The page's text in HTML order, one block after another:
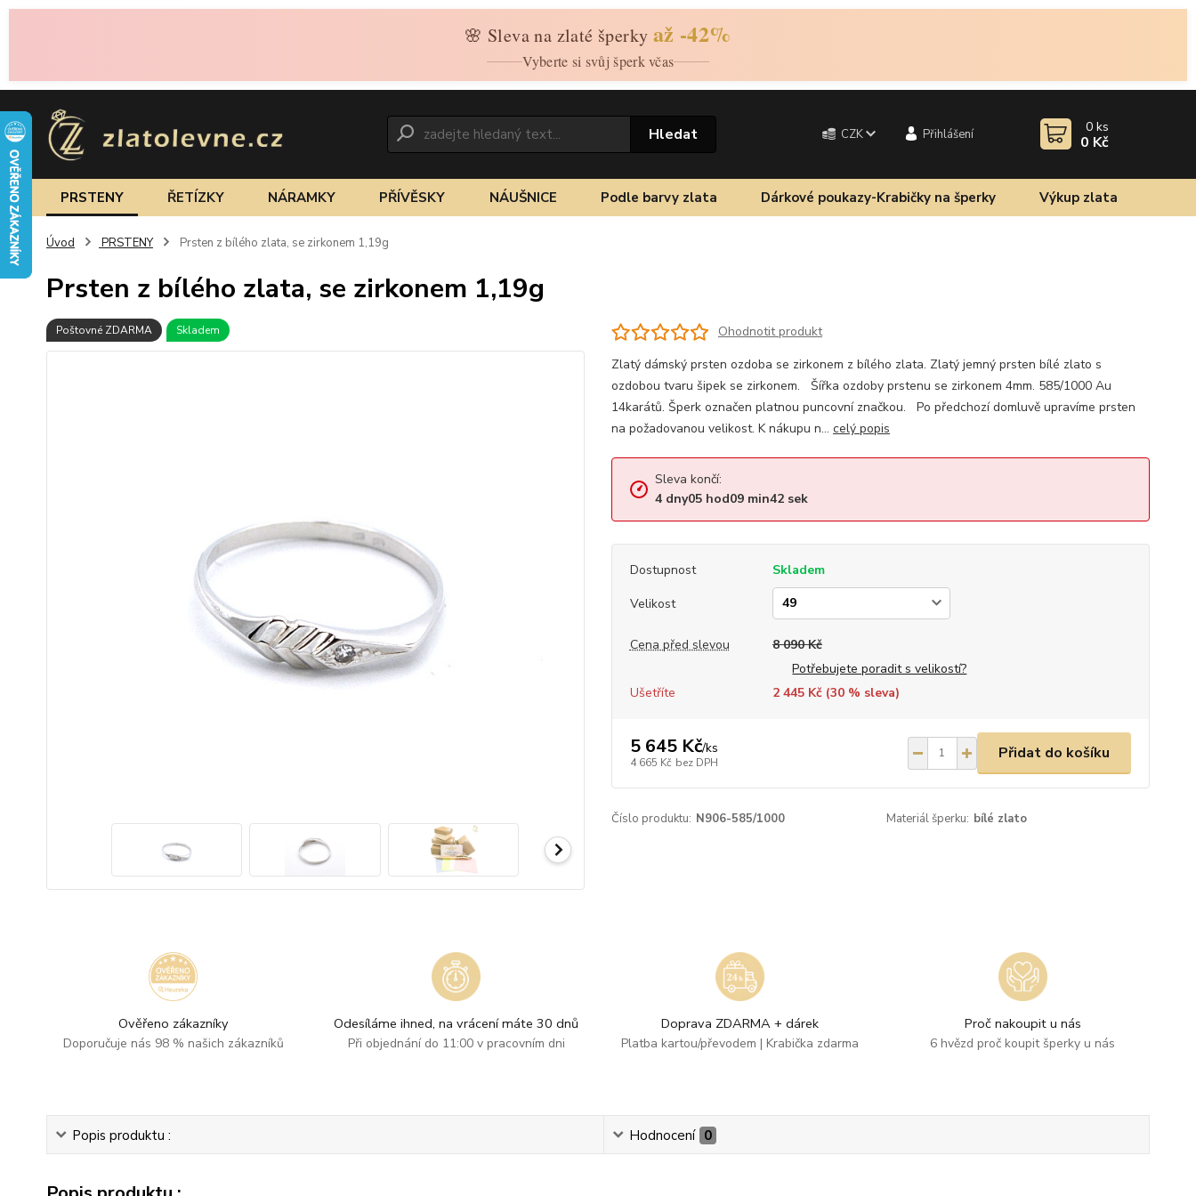
🌸 Sleva na zlaté šperky až -42%
Vyberte si svůj šperk včas
CZK Přihlášení
Hledat 0 ks
0 Kč
PRSTENY ŘETÍZKY NÁRAMKY PŘÍVĚSKY NÁUŠNICE Podle barvy zlata Dárkové poukazy-Krabičky na šperky Výkup zlata
Úvod PRSTENY Prsten z bílého zlata, se zirkonem 1,19g
Prsten z bílého zlata, se zirkonem 1,19g
Poštovné ZDARMA Skladem
Ohodnotit produkt
Zlatý dámský prsten ozdoba se zirkonem z bílého zlata. Zlatý jemný prsten bílé zlato s
ozdobou tvaru šipek se zirkonem. Šířka ozdoby prstenu se zirkonem 4mm. 585/1000 Au
14karátů. Šperk označen platnou puncovní značkou. Po předchozí domluvě upravíme prsten
na požadovanou velikost. K nákupu n... celý popis
Sleva končí:
4 dny05hod09min41sek
Dostupnost
Skladem
Velikost
Cena před slevou
8 090 Kč
Potřebujete poradit s velikostí?
Ušetříte
2 445 Kč (30% sleva)
5 645 Kč/ks
4 665 Kč bez DPH
Přidat do košíku
Číslo produktu: N906-585/1000 Materiál šperku: bílé zlato
Ověřeno zákazníky
Doporučuje nás 98 % našich zákazníků
Odesíláme ihned, na vrácení máte 30 dnů
Při objednání do 11:00 v pracovním dni
Doprava ZDARMA + dárek
Platba kartou/převodem | Krabička zdarma
Proč nakoupit u nás
6 hvězd proč koupit šperky u nás
Popis produktu : Hodnocení 0